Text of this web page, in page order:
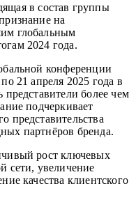
в состав группы
на
глобальным
2024 года.
конференции
21 апреля 2025 года в
более чем
подчеркивает
представительства
партнёров бренда.
рост ключевых
сети, увеличение
качества клиентского